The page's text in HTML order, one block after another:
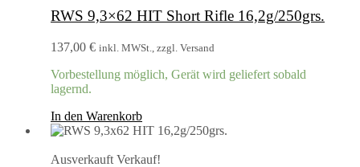
RWS 9,3×62 HIT Short Rifle 16,2g/250grs.
137,00 € inkl. MWSt., zzgl. Versand
Vorbestellung möglich, Gerät wird geliefert sobald
lagernd.
In den Warenkorb
Ausverkauft Verkauf!